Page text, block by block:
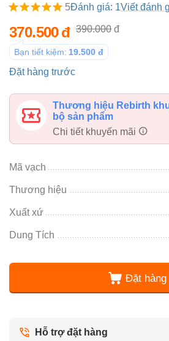
5Đánh giá: 1Viết đánh
370.500đ 390.000 đ
Bạn tiết kiệm: 19.500 đ
Đặt hàng trước
Thương hiệu Rebirth
bộ sản phẩm
Chi tiết khuyến mãi
Mã vạch
Thương hiệu
Xuất xứ
Dung Tích
Đặt hàng
Hỗ trợ đặt hàng